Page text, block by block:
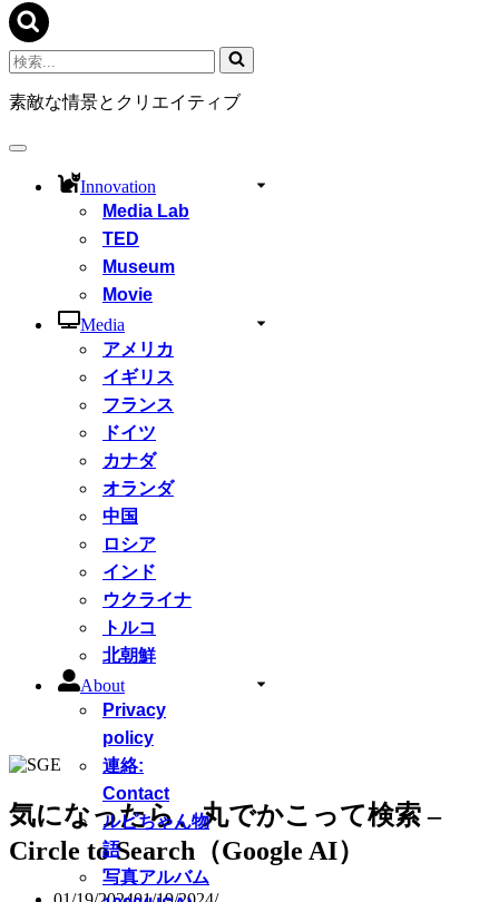
シ
ョ
ン
メ
ニ
ュ
検
索...
素敵な情景とクリエイティブ
ナ
Innovation
Media Lab
TED
Museum
Movie
Media
アメリカ
イギリス
フランス
ドイツ
カナダ
オランダ
中国
ロシア
インド
ウクライナ
トルコ
北朝鮮
About
Privacy
policy
連絡:
Contact
ルピちゃん物
語
写真アルバム
気になったら、丸でかこって検索 –
Circle to Search（Google AI）